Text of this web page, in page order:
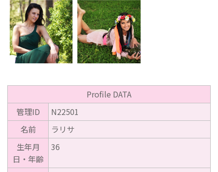
Profile DATA
管理ID
N22501
名前
ラリサ
生年月
日・年齢
36